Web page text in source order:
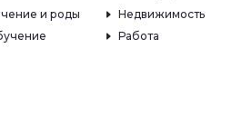
и роды
Недвижимость
Работа